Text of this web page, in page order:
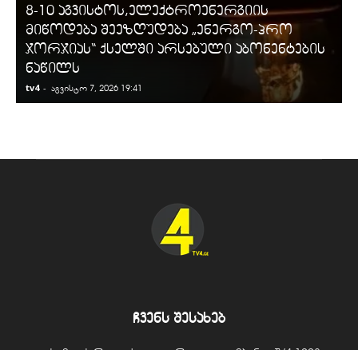
8-10 აგვისტოს,ელექტროენერგიის
მიწოდება შეეზღუდება „ენერგო-პრო
ჯორჯიას“ ქსელში არსებული აბონენტების
ნაწილს
tv4 - აგვისტო 7, 2026 19:41
ჩვენს შესახებ